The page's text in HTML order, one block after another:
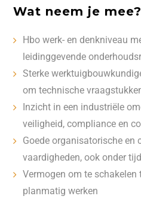
Wat neem je mee?
Hbo werk- en denkniveau
leidinggevende
Sterke
om technische
Inzicht in een industriële
veiligheid, compliance en
Goede organisatorische en
vaardigheden, ook onder
Vermogen om te
planmatig werken